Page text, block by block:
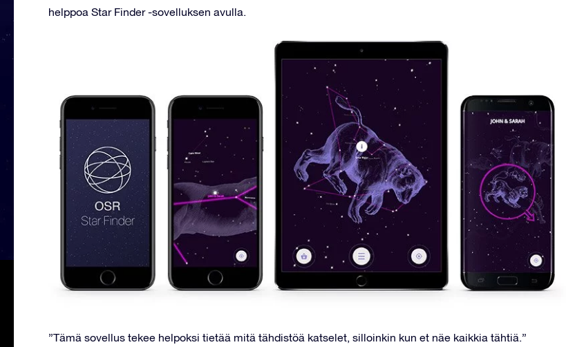
helppoa Star Finder -sovelluksen avulla.
”Tämä sovellus tekee helpoksi tietää mitä tähdistöä katselet, silloinkin kun et näe kaikkia tähtiä.”